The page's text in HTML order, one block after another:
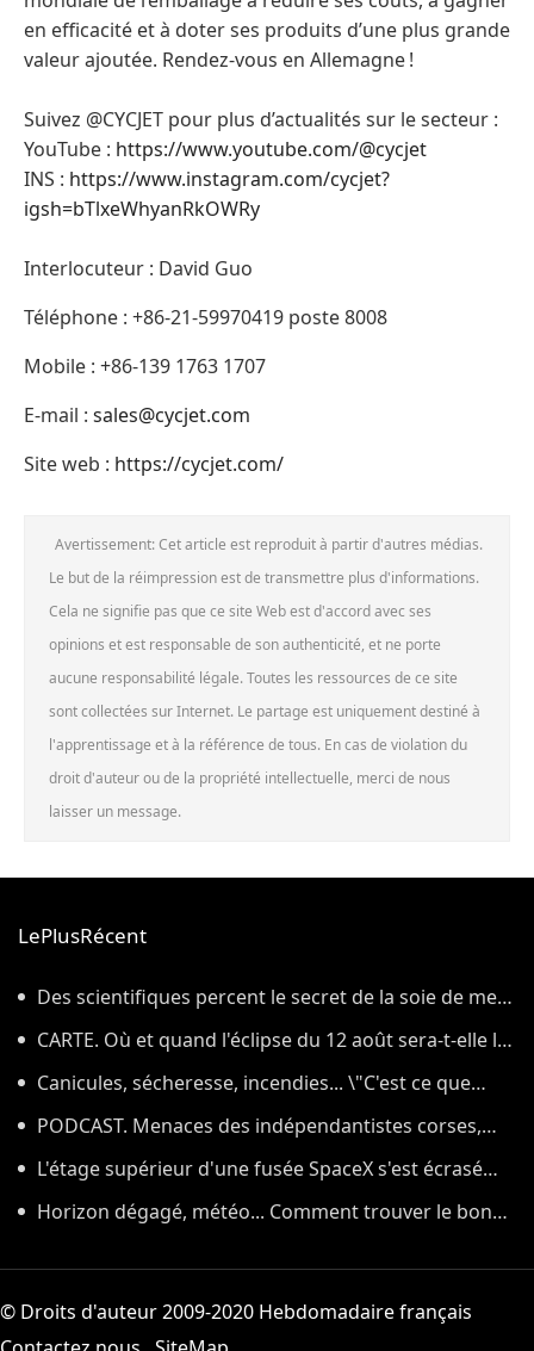
en efficacité et à doter ses produits d’une plus grande
valeur ajoutée. Rendez-vous en Allemagne !
Suivez @CYCJET pour plus d’actualités sur le secteur :
YouTube : https://www.youtube.com/@cycjet
INS : https://www.instagram.com/cycjet?
igsh=bTlxeWhyanRkOWRy
Interlocuteur : David Guo
Téléphone : +86-21-59970419 poste 8008
Mobile : +86-139 1763 1707
E-mail : sales@cycjet.com
Site web : https://cycjet.com/
Avertissement: Cet article est reproduit à partir d'autres médias.
Le but de la réimpression est de transmettre plus d'informations.
Cela ne signifie pas que ce site Web est d'accord avec ses
opinions et est responsable de son authenticité, et ne porte
aucune responsabilité légale. Toutes les ressources de ce site
sont collectées sur Internet. Le partage est uniquement destiné à
l'apprentissage et à la référence de tous. En cas de violation du
droit d'auteur ou de la propriété intellectuelle, merci de nous
laisser un message.
LePlusRécent
Des scientifiques percent le secret de la soie de mer,
le tissu qui a inspiré la légende de la toison d'or
CARTE. Où et quand l'éclipse du 12 août sera-t-elle la
plus impressionnante dans l'Hexagone ?
Canicules, sécheresse, incendies... \"C'est ce que
nous avions prévu\
PODCAST. Menaces des indépendantistes corses,
effets psychologiques des incendies et Nuits des
étoiles : ça dit quoi ce 7 août ?
L'étage supérieur d'une fusée SpaceX s'est écrasé
sur la Lune, comme prévu par les scientifiques
Horizon dégagé, météo... Comment trouver le bon
© Droits d'auteur 2009-2020 Hebdomadaire français